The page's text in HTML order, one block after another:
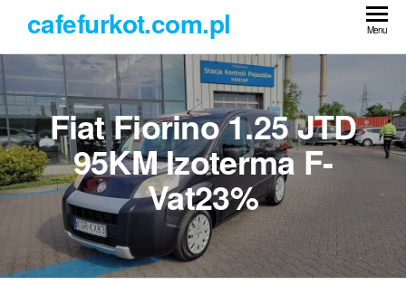
treści
cafefurkot.com.pl Menu
Fiat Fiorino 1.25 JTD
95KM Izoterma F-
Vat23%